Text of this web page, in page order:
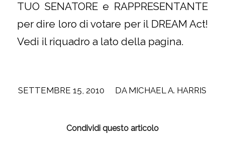
TUO SENATORE e RAPPRESENTANTE
per dire loro di votare per il DREAM Act!
Vedi il riquadro a lato della pagina.
SETTEMBRE 15, 2010
/ DA MICHAEL A. HARRIS
Condividi questo articolo